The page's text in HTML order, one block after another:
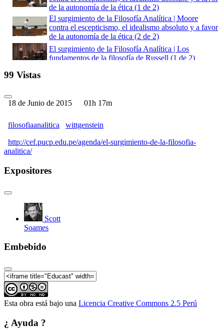
de la autonomía de la ética (1 de 2)
El surgimiento de la Filosofía Analítica | Moore
contra el escepticismo, el idealismo absoluto y a favor
de la autonomía de la ética (2 de 2)
El surgimiento de la Filosofía Analítica | Los
fundamentos de la filosofía de Russell (1 de 2)
análisis lógico como un método filosófico general (1
El surgimiento de la Filosofía Analítica | El uso del
de 4)
de 4)
lingüístico de Wittgenstein (1 de 4)
El surgimiento de la Filosofía Analítica | El giro
99 Vistas
18 de Junio de 2015 01h 17m
filosofiaanalitica
wittgenstein
http://cef.pucp.edu.pe/agenda/el-surgimiento-de-la-filosofia-
analitica/
Expositores
Scott
Soames
Embebido
Esta obra está bajo una Licencia Creative Commons 2.5 Perú
¿ Ayuda ?